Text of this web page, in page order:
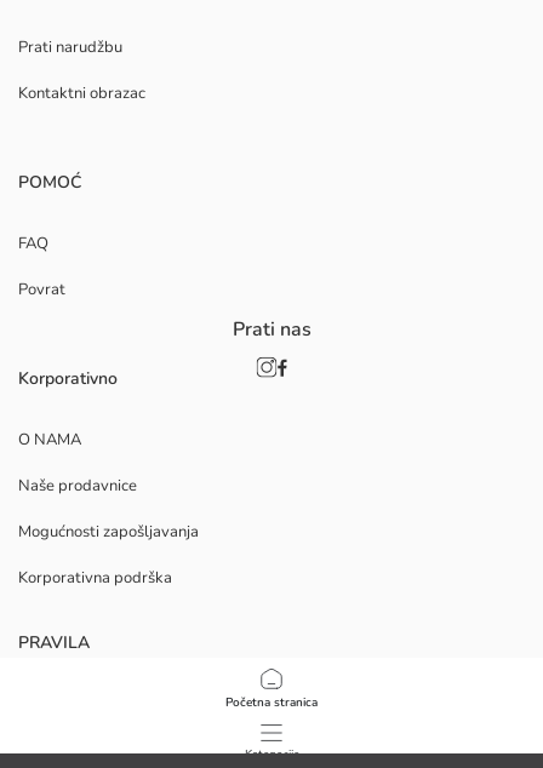
Početna stranica
Kategorije
Prati narudžbu
Kontaktni obrazac
POMOĆ
FAQ
Povrat
Korporativno
O NAMA
Naše prodavnice
Mogućnosti zapošljavanja
Korporativna podrška
PRAVILA
Politika privatnosti i sigurnosti podataka
Uvjeti korištenja
Prati nas